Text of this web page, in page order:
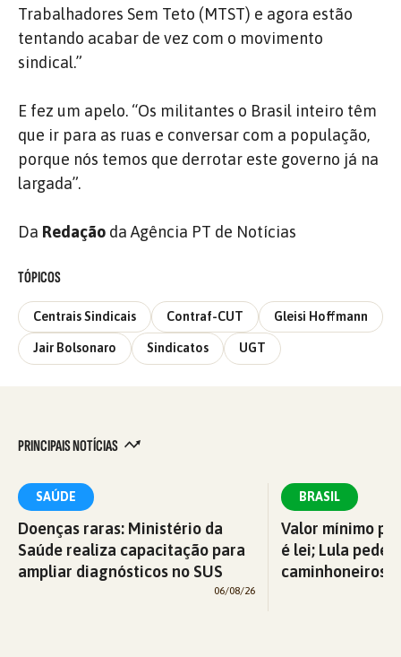
Trabalhadores Sem Teto (MTST) e agora estão
tentando acabar de vez com o movimento
sindical.”
E fez um apelo. “Os militantes o Brasil inteiro têm
que ir para as ruas e conversar com a população,
porque nós temos que derrotar este governo já na
largada”.
Da Redação da Agência PT de Notícias
TÓPICOS
Centrais Sindicais Contraf-CUT Gleisi Hoffmann
Jair Bolsonaro Sindicatos UGT
PRINCIPAIS NOTÍCIAS
SAÚDE
Doenças raras: Ministério da
Saúde realiza capacitação para
ampliar diagnósticos no SUS
06/08/26
BRASIL
Valor mínimo
é lei; Lula pede
caminhoneiros